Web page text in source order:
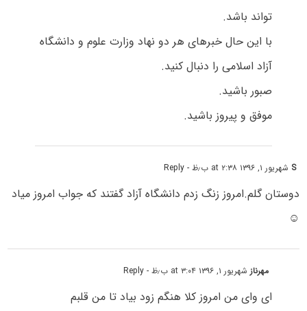
تواند باشد.
با این حال خبرهای هر دو نهاد وزارت علوم و دانشگاه
آزاد اسلامی را دنبال کنید.
صبور باشید.
موفق و پیروز باشید.
S شهریور ۱, ۱۳۹۶ at ۲:۳۸ ب٫ظ - Reply
دوستان گلم.امروز زنگ زدم دانشگاه آزاد گفتند که جواب امروز میاد
☺
مهرنازشهریور ۱, ۱۳۹۶ at ۳:۰۴ ب٫ظ - Reply
ای وای من امروز کلا هنگم زود بیاد تا من قلبم